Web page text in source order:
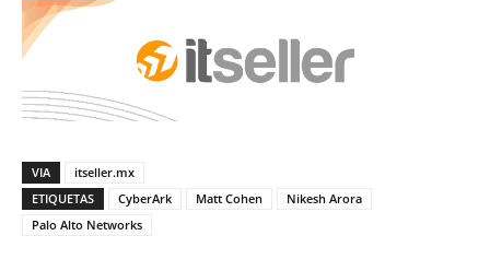
VIA
itseller.mx
ETIQUETAS
CyberArk Matt Cohen
Nikesh Arora
Palo Alto Networks